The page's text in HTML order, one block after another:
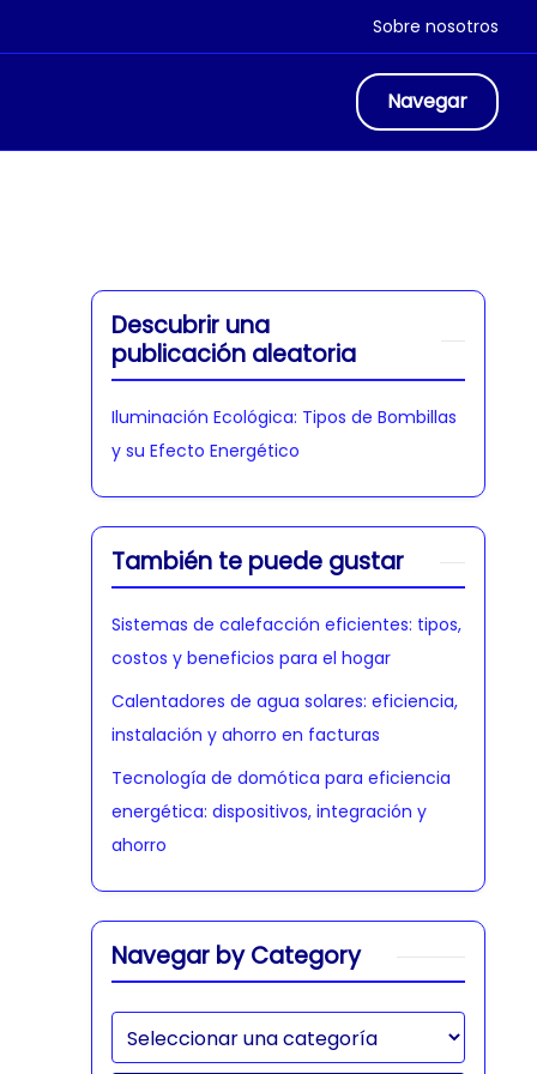
Sobre nosotros
Navegar
Descubrir una
publicación aleatoria
Iluminación Ecológica: Tipos de Bombillas
y su Efecto Energético
También te puede gustar
Sistemas de calefacción eficientes: tipos,
costos y beneficios para el hogar
Calentadores de agua solares: eficiencia,
instalación y ahorro en facturas
Tecnología de domótica para eficiencia
energética: dispositivos, integración y
ahorro
Navegar by Category